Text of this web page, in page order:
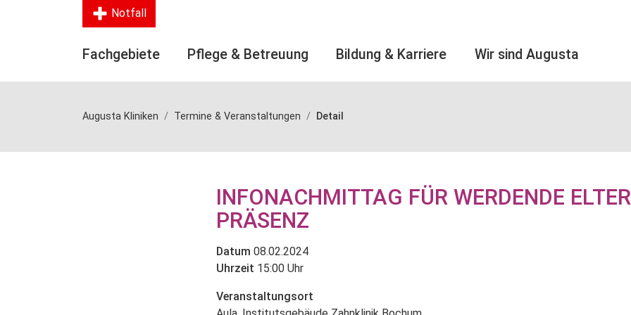
Notfall
Fachgebiete Pflege & Betreuung Bildung & Karriere Wir sind Augusta
Augusta Kliniken Termine & Veranstaltungen Detail
INFONACHMITTAG FÜR WERDENDE
PRÄSENZ
Datum 08.02.2024
Uhrzeit 15:00 Uhr
Veranstaltungsort